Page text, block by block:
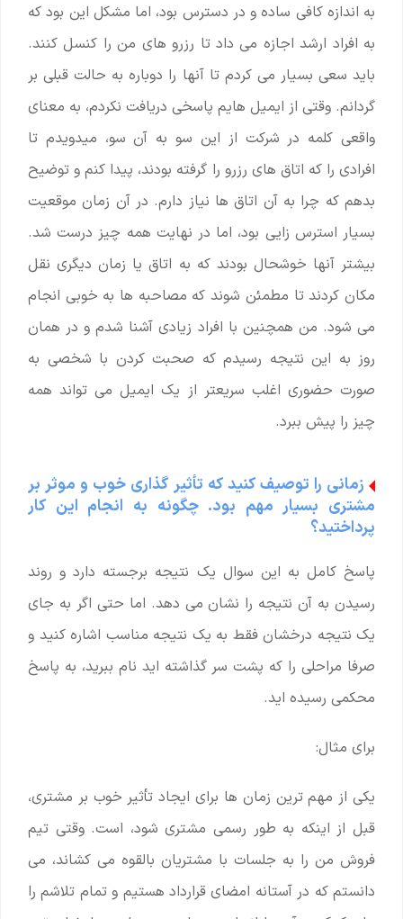
به اندازه کافی ساده و در دسترس بود، اما مشکل این بود که
به افراد ارشد اجازه می ‌داد تا رزرو های من را کنسل کنند.
باید سعی بسیار می کردم تا آنها را دوباره به حالت قبلی بر
گردانم. وقتی از ایمیل‌ هایم پاسخی دریافت نکردم، به معنای
واقعی کلمه در شرکت از این سو به آن سو، میدویدم تا
افرادی را که اتاق ‌های رزرو را گرفته‌ بودند، پیدا کنم و توضیح
بدهم که چرا به آن اتاق ها نیاز دارم. در آن زمان موقعیت
بسیار استرس زایی بود، اما در نهایت همه چیز درست شد.
بیشتر آنها خوشحال بودند که به اتاق یا زمان دیگری نقل
مکان کردند تا مطمئن شوند که مصاحبه ها به خوبی انجام
می شود. من همچنین با افراد زیادی آشنا شدم و در همان
روز به این نتیجه رسیدم که صحبت کردن با شخصی به
صورت حضوری اغلب سریعتر از یک ایمیل می تواند همه
چیز را پیش ببرد.
زمانی را توصیف کنید که تأثیر گذاری خوب و موثر بر
مشتری بسیار مهم بود. چگونه به انجام این کار
پرداختید؟
پاسخ کامل به این سوال یک نتیجه برجسته دارد و روند
رسیدن به آن نتیجه را نشان می دهد. اما حتی اگر به جای
یک نتیجه درخشان فقط به یک نتیجه مناسب اشاره کنید و
صرفا مراحلی را که پشت سر گذاشته اید نام ببرید، به پاسخ
محکمی رسیده اید.
برای مثال:
یکی از مهم ‌ترین زمان ‌ها برای ایجاد تأثیر خوب بر مشتری،
قبل از اینکه به طور رسمی مشتری شود، است. وقتی تیم
فروش من را به جلسات با مشتریان بالقوه می کشاند، می
دانستم که در آستانه امضای قرارداد هستیم و تمام تلاشم را